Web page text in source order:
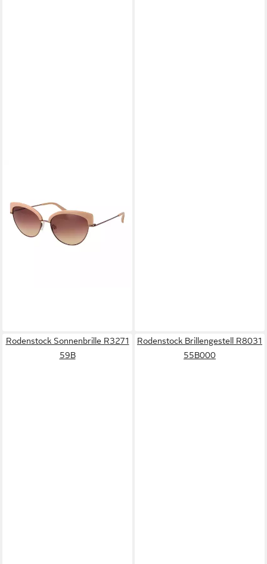
-70%
lieferbar - in 2-3 Werktagen bei dir
Rodenstock Sonnenbrille R3271
59B
Rodenstock Brillengestell R8031
55B000